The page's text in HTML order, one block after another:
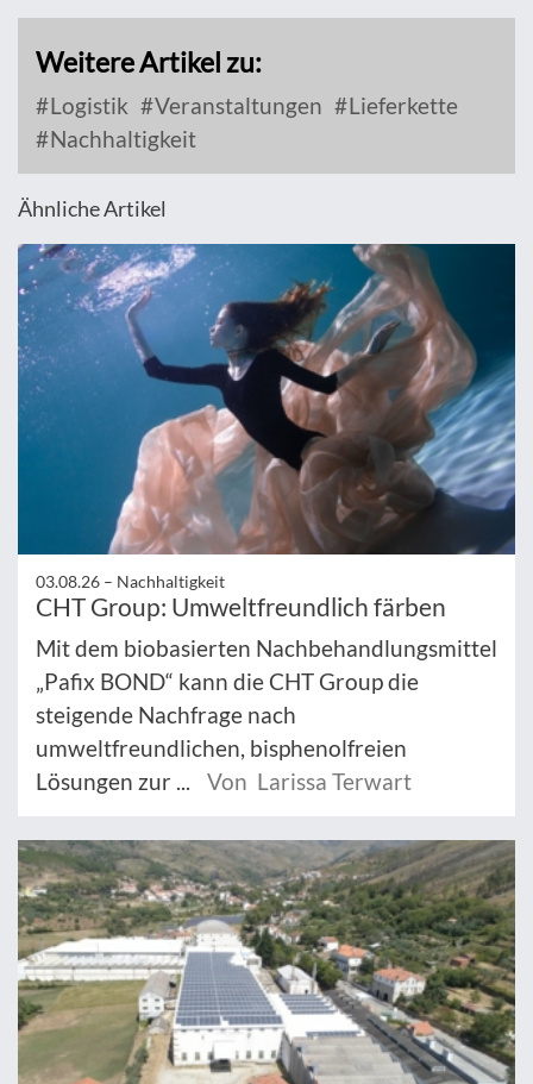
Weitere Artikel zu:
Logistik Veranstaltungen
Lieferkette
Nachhaltigkeit
Ähnliche Artikel
03.08.26 – Nachhaltigkeit
CHT Group: Umweltfreundlich färben
Mit dem biobasierten Nachbehandlungsmittel
„Pafix BOND“ kann die CHT Group die
steigende Nachfrage nach
umweltfreundlichen, bisphenolfreien
Lösungen zur ...
Von Larissa Terwart